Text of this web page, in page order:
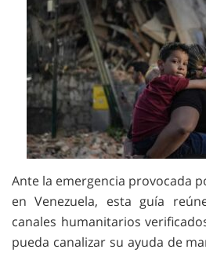
Ante la emergencia provocada
en Venezuela, esta guía
canales humanitarios
pueda canalizar su ayuda de